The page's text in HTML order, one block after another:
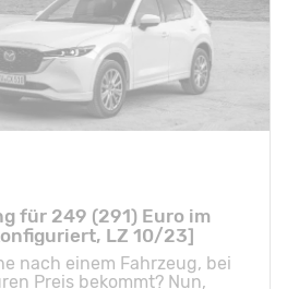
für 249 (291) Euro im
LZ 10/23]
nach einem Fahrzeug, bei
Preis bekommt? Nun,